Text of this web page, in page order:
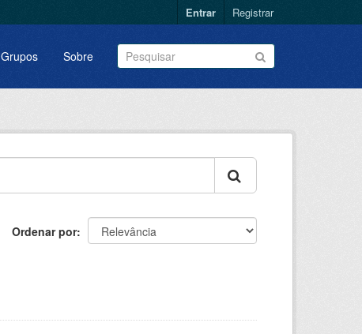
Entrar Registrar
Grupos Sobre
Ordenar por